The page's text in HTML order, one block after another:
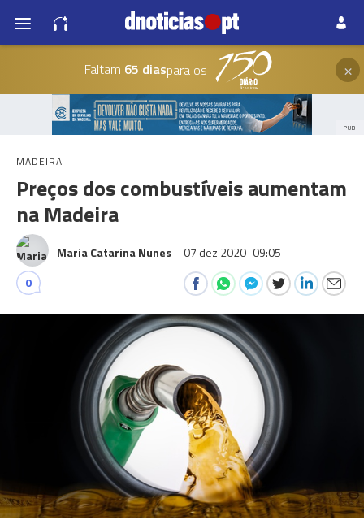
Faltam 65 diaspara os ×
PUB
MADEIRA
Preços dos combustíveis aumentam
na Madeira
Maria Catarina Nunes 07 dez 2020 09:05
0